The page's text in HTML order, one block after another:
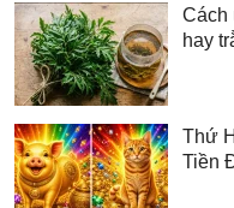
Cách
hay
Thứ
Tiền